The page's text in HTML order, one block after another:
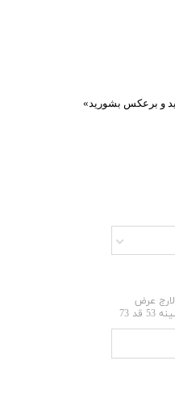
و برعکس بشورید»
سایز ایکس لارج عرض